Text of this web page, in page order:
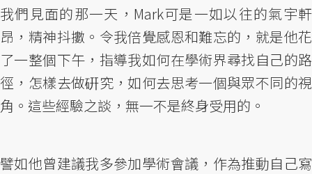
我們見面的那一天，Mark可是一如以往的氣宇軒
昂，精神抖擻。令我倍覺感恩和難忘的，就是他花
了一整個下午，指導我如何在學術界尋找自己的路
徑，怎樣去做硏究，如何去思考一個與眾不同的視
角。這些經驗之談，無一不是終身受用的。
譬如他曾建議我多參加學術會議，作為推動自己寫